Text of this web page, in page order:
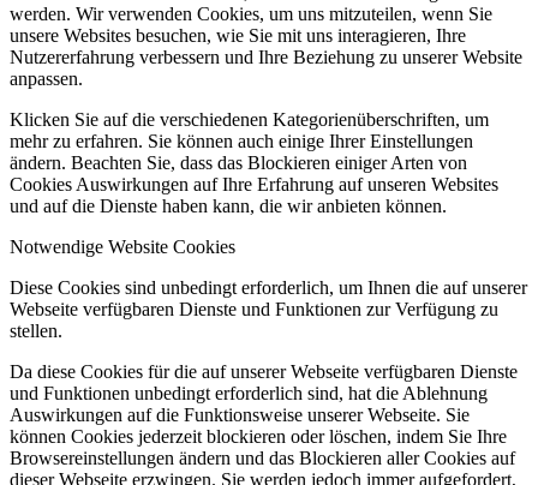
werden. Wir verwenden Cookies, um uns mitzuteilen, wenn Sie
unsere Websites besuchen, wie Sie mit uns interagieren, Ihre
Nutzererfahrung verbessern und Ihre Beziehung zu unserer Website
anpassen.
Klicken Sie auf die verschiedenen Kategorienüberschriften, um
mehr zu erfahren. Sie können auch einige Ihrer Einstellungen
ändern. Beachten Sie, dass das Blockieren einiger Arten von
Cookies Auswirkungen auf Ihre Erfahrung auf unseren Websites
und auf die Dienste haben kann, die wir anbieten können.
Notwendige Website Cookies
Diese Cookies sind unbedingt erforderlich, um Ihnen die auf unserer
Webseite verfügbaren Dienste und Funktionen zur Verfügung zu
stellen.
Da diese Cookies für die auf unserer Webseite verfügbaren Dienste
und Funktionen unbedingt erforderlich sind, hat die Ablehnung
Auswirkungen auf die Funktionsweise unserer Webseite. Sie
können Cookies jederzeit blockieren oder löschen, indem Sie Ihre
Browsereinstellungen ändern und das Blockieren aller Cookies auf
dieser Webseite erzwingen. Sie werden jedoch immer aufgefordert,